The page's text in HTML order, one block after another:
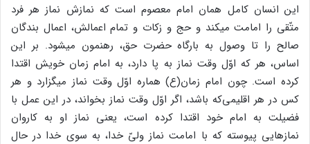
این انسان کامل همان امام معصوم است که نمازش نماز هر فرد
متّقی را امامت می‏کند و حج و زکات و تمام اعمالش، اعمال بندگان
صالح را تا وصول به بارگاه حضرت حق، رهنمون می‏شود. بر این
اساس، هر که اوّل وقت نماز به پا دارد، به امام زمان خویش اقتدا
کرده است. چون امام زمان(ع) هماره اوّل وقت نماز می‏گزارد و هر
کس در هر اقلیمی‌که باشد، اگر اوّل وقت نماز بخواند، در این عمل با
فضیلت‏ به امام خود اقتدا کرده است، یعنی نماز او به کاروان
نمازهایی پیوسته که با امامت نماز ولیّ خدا، به سوی خدا در حال